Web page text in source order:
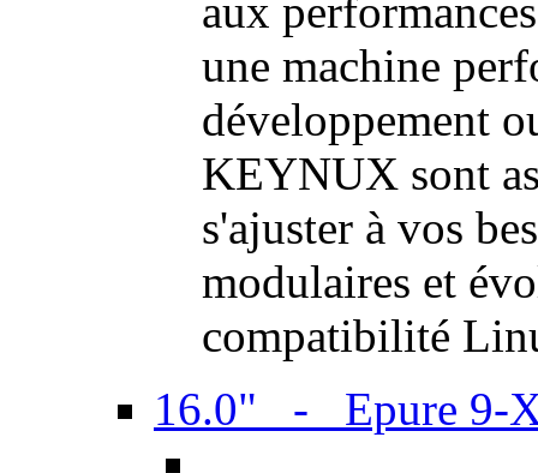
aux
une machine
développement
KEYNUX sont
s'ajuster à vos
modulaires et
compatibilité
16.0" - Epure 9-